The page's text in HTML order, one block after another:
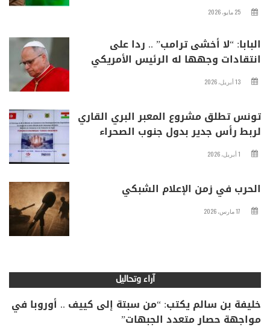
25 مايو، 2026
البابا: “لا أخشى ترامب” .. ردا على
انتقادات وجهها له الرئيس الأمريكي
13 أبريل، 2026
تونس تطلق مشروع المعبر البري القاري
لربط رأس جدير بدول جنوب الصحراء
1 أبريل، 2026
الحرب في زمن الإعلام الشبكي
17 مارس، 2026
آراء وتحاليل
خليفة بن سالم يكتب: “من سبتة إلى كييف .. أوروبا في
مواجهة حصار متعدد الجبهات”